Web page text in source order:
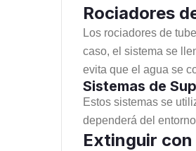
Rociadores
Los rociadores de
caso, el sistema se
evita que el agua se
Sistemas de
Estos sistemas se
dependerá del
Extinguir con